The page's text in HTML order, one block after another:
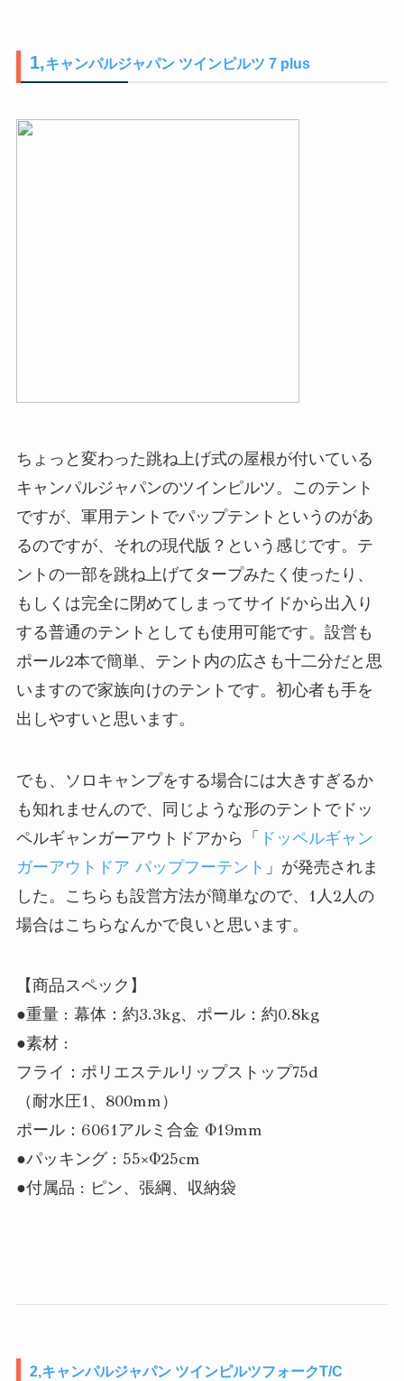
1,キャンパルジャパン ツインピルツ 7 plus
ちょっと変わった跳ね上げ式の屋根が付いている
キャンパルジャパンのツインピルツ。このテント
ですが、軍用テントでパップテントというのがあ
るのですが、それの現代版？という感じです。テ
ントの一部を跳ね上げてタープみたく使ったり、
もしくは完全に閉めてしまってサイドから出入り
する普通のテントとしても使用可能です。設営も
ポール2本で簡単、テント内の広さも十二分だと思
いますので家族向けのテントです。初心者も手を
出しやすいと思います。
でも、ソロキャンプをする場合には大きすぎるか
も知れませんので、同じような形のテントでドッ
ペルギャンガーアウトドアから「 ドッペルギャン
ガーアウトドア パップフーテント 」が発売されま
した。こちらも設営方法が簡単なので、1人2人の
場合はこちらなんかで良いと思います。
【商品スペック】
●重量 : 幕体：約3.3kg、ポール：約0.8kg
●素材 :
フライ：ポリエステルリップストップ75d
（耐水圧1、800mm）
ポール：6061アルミ合金 Φ19mm
●パッキング : 55×Φ25cm
●付属品 : ピン、張綱、収納袋
2,キャンパルジャパン ツインピルツフォークT/C